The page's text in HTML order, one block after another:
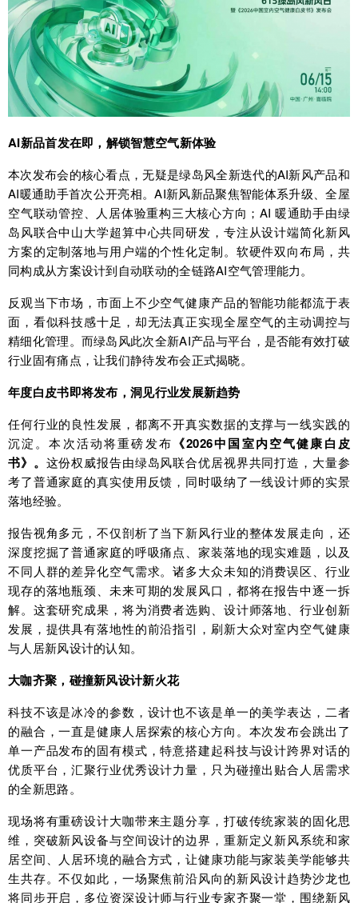
AI新品首发在即，解锁智慧空气新体验
本次发布会的核心看点，无疑是绿岛风全新迭代的AI新风产品和
AI暖通助手首次公开亮相。AI新风新品聚焦智能体系升级、全屋
空气联动管控、人居体验重构三大核心方向；AI 暖通助手由绿
岛风联合中山大学超算中心共同研发，专注从设计端简化新风
方案的定制落地与用户端的个性化定制。软硬件双向布局，共
同构成从方案设计到自动联动的全链路AI空气管理能力。
反观当下市场，市面上不少空气健康产品的智能功能都流于表
面，看似科技感十足，却无法真正实现全屋空气的主动调控与
精细化管理。而绿岛风此次全新AI产品与平台，是否能有效打破
行业固有痛点，让我们静待发布会正式揭晓。
年度白皮书即将发布，洞见行业发展新趋势
任何行业的良性发展，都离不开真实数据的支撑与一线实践的
沉淀。本次活动将重磅发布 《2026中国室内空气健康白皮
书》。 这份权威报告由绿岛风联合优居视界共同打造，大量参
考了普通家庭的真实使用反馈，同时吸纳了一线设计师的实景
落地经验。
报告视角多元，不仅剖析了当下新风行业的整体发展走向，还
深度挖掘了普通家庭的呼吸痛点、家装落地的现实难题，以及
不同人群的差异化空气需求。诸多大众未知的消费误区、行业
现存的落地瓶颈、未来可期的发展风口，都将在报告中逐一拆
解。这套研究成果，将为消费者选购、设计师落地、行业创新
发展，提供具有落地性的前沿指引，刷新大众对室内空气健康
与人居新风设计的认知。
大咖齐聚，碰撞新风设计新火花
科技不该是冰冷的参数，设计也不该是单一的美学表达，二者
的融合，一直是健康人居探索的核心方向。本次发布会跳出了
单一产品发布的固有模式，特意搭建起科技与设计跨界对话的
优质平台，汇聚行业优秀设计力量，只为碰撞出贴合人居需求
的全新思路。
现场将有重磅设计大咖带来主题分享，打破传统家装的固化思
维，突破新风设备与空间设计的边界，重新定义新风系统和家
居空间、人居环境的融合方式，让健康功能与家装美学能够共
生共存。不仅如此，一场聚焦前沿风向的新风设计趋势沙龙也
将同步开启，多位资深设计师与行业专家齐聚一堂，围绕新风